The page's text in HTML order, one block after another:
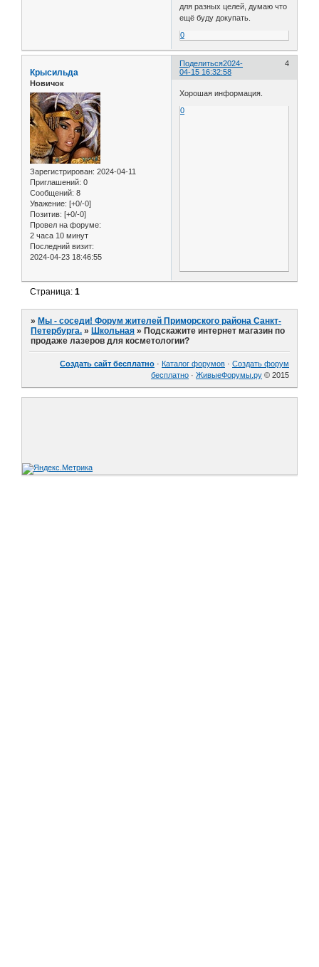
для разных целей, думаю что
ещё буду докупать.
0
Поделиться 4
2024-
04-15 16:32:58
Крысильда
Новичок
Зарегистрирован: 2024-04-11
Приглашений: 0
Сообщений: 8
Уважение: [+0/-0]
Позитив: [+0/-0]
Провел на форуме:
2 часа 10 минут
Последний визит:
2024-04-23 18:46:55
Хорошая информация.
0
Страница:1
» Мы - соседи! Форум жителей Приморского района Санкт-
Петербурга. » Школьная » Подскажите интернет магазин по
продаже лазеров для косметологии?
Создать сайт бесплатно · Каталог форумов · Создать форум
бесплатно · ЖивыеФорумы.ру © 2015